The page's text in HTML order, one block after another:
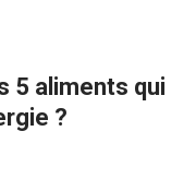
5 aliments qui
?